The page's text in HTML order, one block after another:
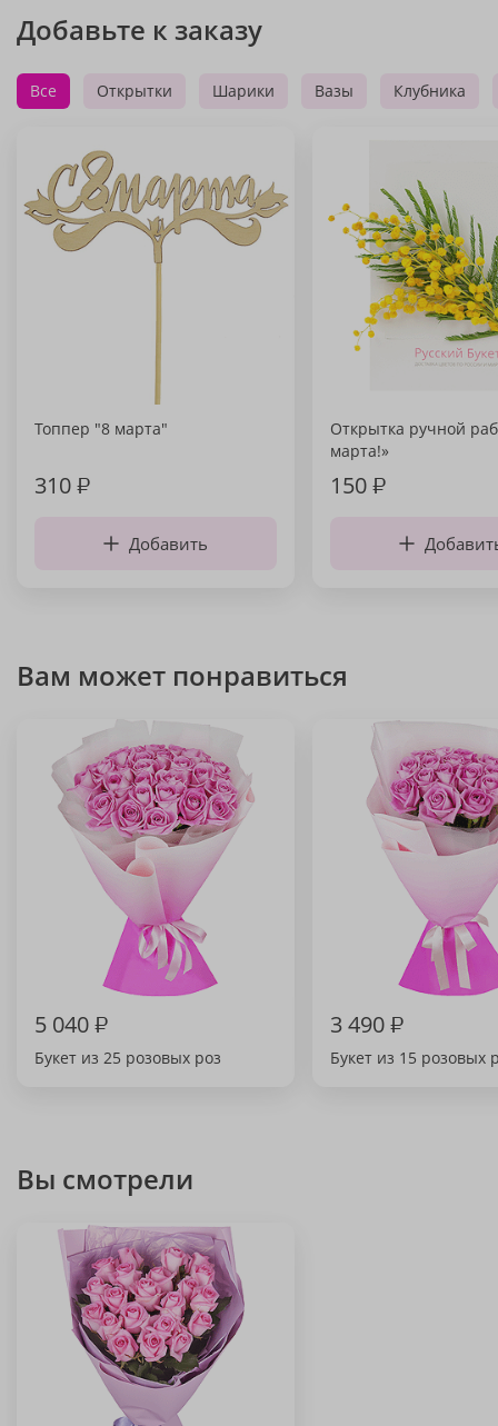
Добавьте к заказу
Все Открытки Шарики Вазы Клубника
Топпер "8 марта"
310₽
Добавить
Открытка ручной
марта!»
150₽
Вам может понравиться
5 040₽
Букет из 25 розовых роз
3 490₽
Букет из 15 розовых
Вы смотрели